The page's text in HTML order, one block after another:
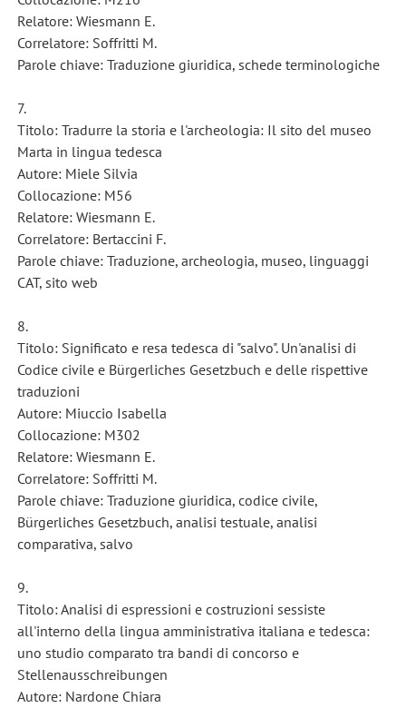
Relatore: Wiesmann E.
Correlatore: Soffritti M.
Parole chiave: Traduzione giuridica, schede terminologiche
7.
Titolo: Tradurre la storia e l'archeologia: Il sito del museo
Marta in lingua tedesca
Autore: Miele Silvia
Collocazione: M56
Relatore: Wiesmann E.
Correlatore: Bertaccini F.
Parole chiave: Traduzione, archeologia, museo, linguaggi
CAT, sito web
8.
Titolo: Significato e resa tedesca di "salvo". Un'analisi di
Codice civile e Bürgerliches Gesetzbuch e delle rispettive
traduzioni
Autore: Miuccio Isabella
Collocazione: M302
Relatore: Wiesmann E.
Correlatore: Soffritti M.
Parole chiave: Traduzione giuridica, codice civile,
Bürgerliches Gesetzbuch, analisi testuale, analisi
comparativa, salvo
9.
Titolo: Analisi di espressioni e costruzioni sessiste
all'interno della lingua amministrativa italiana e tedesca:
uno studio comparato tra bandi di concorso e
Stellenausschreibungen
Autore: Nardone Chiara